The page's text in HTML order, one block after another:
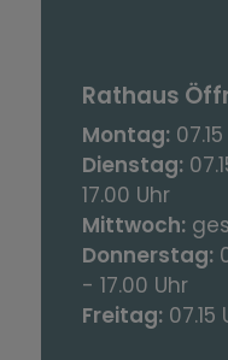
Rathaus
Montag:
Dienstag:
17.00 Uhr
Mittwoch:
Donnerstag:
- 17.00 Uhr
Freitag: 07.15